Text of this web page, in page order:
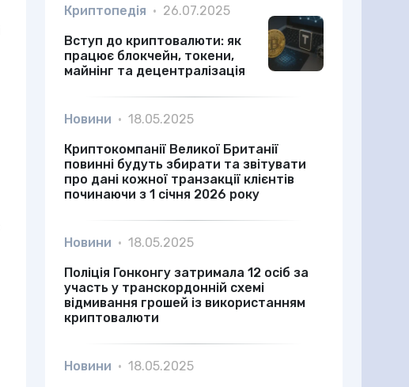
Криптопедія • 26.07.2025
Вступ до криптовалюти: як
працює блокчейн, токени,
майнінг та децентралізація
Новини • 18.05.2025
Криптокомпанії Великої Британії
повинні будуть збирати та звітувати
про дані кожної транзакції клієнтів
починаючи з 1 січня 2026 року
Новини • 18.05.2025
Поліція Гонконгу затримала 12 осіб за
участь у транскордонній схемі
відмивання грошей із використанням
криптовалюти
Новини • 18.05.2025